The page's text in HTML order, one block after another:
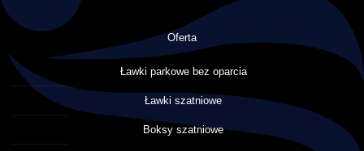
Oferta
Ławki parkowe bez oparcia
Ławki szatniowe
Boksy szatniowe